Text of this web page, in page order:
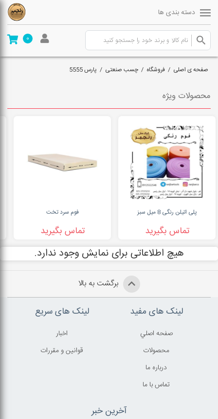
دسته بندی ها
0
صفحه ی اصلی / فروشگاه / چسب صنعتی / پارس 5555
محصولات ویژه
پلی اتیلن رنگی 8 میل سبز
تماس بگیرید
فوم سرد تخت
تماس بگیرید
هیچ اطلاعاتی برای نمایش وجود ندارد.
برگشت به بالا
لینک های مفید
صفحه اصلي
محصولات
درباره ما
تماس با ما
لینک های سریع
اخبار
قوانين و مقررات
آخرین خبر